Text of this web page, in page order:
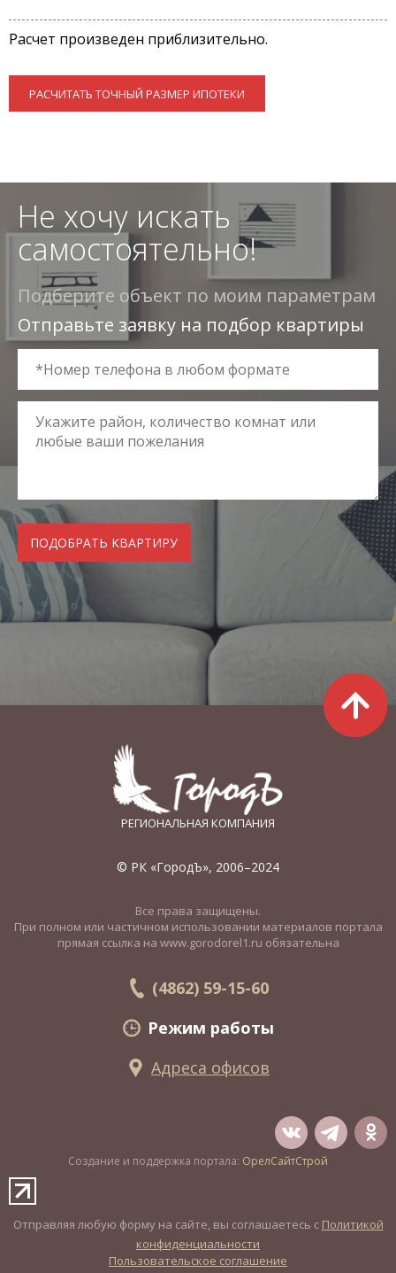
Расчет произведен приблизительно.
РАСЧИТАТЬ ТОЧНЫЙ РАЗМЕР ИПОТЕКИ
Не хочу искать
самостоятельно!
Подберите объект по моим параметрам
Отправьте заявку на подбор квартиры
РЕГИОНАЛЬНАЯ КОМПАНИЯ
© РК «ГородЪ», 2006–2024
Все права защищены.
При полном или частичном использовании материалов портала
прямая ссылка на www.gorodorel1.ru обязательна
(4862) 59-15-60
Режим работы
Адреса офисов
Создание и поддержка портала: ОрелСайтСтрой
Отправляя любую форму на сайте, вы соглашаетесь с Политикой
конфиденциальности
Пользовательское соглашение